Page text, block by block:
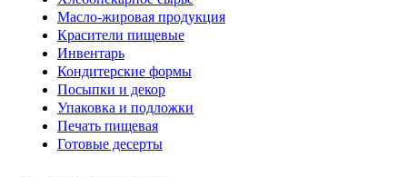
Масло-жировая продукция
Красители пищевые
Инвентарь
Кондитерские формы
Посыпки и декор
Упаковка и подложки
Печать пищевая
Готовые десерты